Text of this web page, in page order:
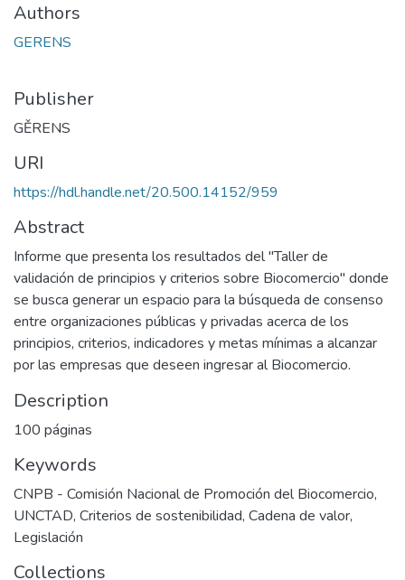
Authors
GERENS
Publisher
GĚRENS
URI
https://hdl.handle.net/20.500.14152/959
Abstract
Informe que presenta los resultados del "Taller de
validación de principios y criterios sobre Biocomercio" donde
se busca generar un espacio para la búsqueda de consenso
entre organizaciones públicas y privadas acerca de los
principios, criterios, indicadores y metas mínimas a alcanzar
por las empresas que deseen ingresar al Biocomercio.
Description
100 páginas
Keywords
CNPB - Comisión Nacional de Promoción del Biocomercio,
UNCTAD, Criterios de sostenibilidad, Cadena de valor,
Legislación
Collections